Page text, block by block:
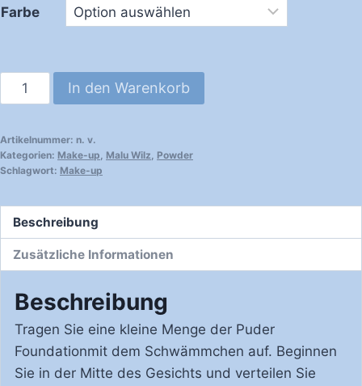
Farbe
Malu
Wilz
Sun
Powder
Nachfüllung
Menge
In den Warenkorb
Artikelnummer: n. v.
Kategorien: Make-up Malu Wilz Powder
Schlagwort: Make-up
Beschreibung
Zusätzliche Informationen
Beschreibung
Tragen Sie eine kleine Menge der Puder
Foundationmit dem Schwämmchen auf. Beginnen
Sie in der Mitte des Gesichts und verteilen Sie